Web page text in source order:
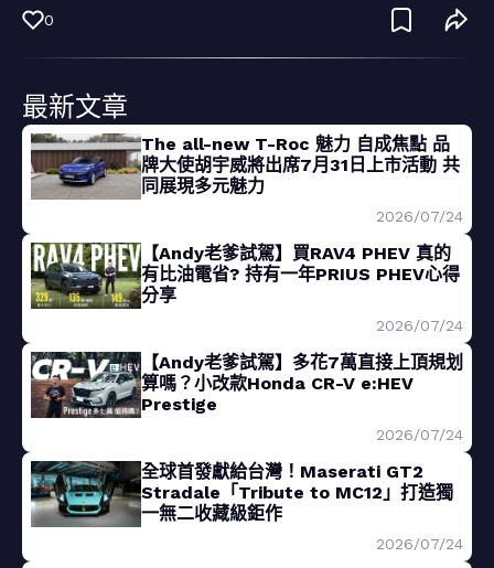
0
最新文章
The all-new T-Roc 魅力 自成焦點 品
牌大使胡宇威將出席7月31日上市活動 共
同展現多元魅力
2026/07/24
【Andy老爹試駕】買RAV4 PHEV 真的
有比油電省? 持有一年PRIUS PHEV心得
分享
2026/07/24
【Andy老爹試駕】多花7萬直接上頂規划
算嗎？小改款Honda CR-V e:HEV
Prestige
2026/07/24
全球首發獻給台灣！Maserati GT2
Stradale「Tribute to MC12」打造獨
一無二收藏級鉅作
2026/07/24